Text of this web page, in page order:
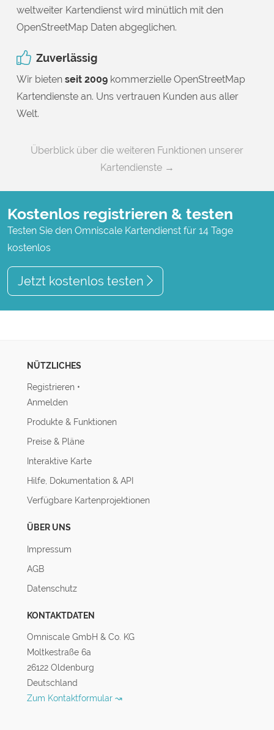
weltweiter Kartendienst wird minütlich mit den
OpenStreetMap Daten abgeglichen.
Zuverlässig
Wir bieten seit 2009 kommerzielle OpenStreetMap
Kartendienste an. Uns vertrauen Kunden aus aller
Welt.
Überblick über die weiteren Funktionen unserer
Kartendienste →
Kostenlos registrieren & testen
Testen Sie den Omniscale Kartendienst für 14 Tage
kostenlos
Jetzt kostenlos testen
NÜTZLICHES
Registrieren •
Anmelden
Produkte & Funktionen
Preise & Pläne
Interaktive Karte
Hilfe, Dokumentation & API
Verfügbare Kartenprojektionen
ÜBER UNS
Impressum
AGB
Datenschutz
KONTAKTDATEN
Omniscale GmbH & Co. KG
Moltkestraße 6a
26122 Oldenburg
Deutschland
Zum Kontaktformular ↝